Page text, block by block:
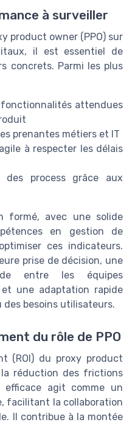
à surveiller
product owner (PPO) sur
il est essentiel de
concrets. Parmi les plus
attendues
prenantes métiers et IT
à respecter les délais
des process grâce aux
formé, avec une solide
en gestion de
ces indicateurs.
prise de décision, une
entre les équipes
une adaptation rapide
besoins utilisateurs.
du rôle de PPO
(ROI) du proxy product
réduction des frictions
efficace agit comme un
facilitant la collaboration
Il contribue à la montée